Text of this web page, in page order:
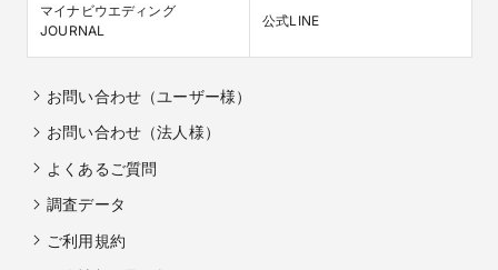
マイナビウエディング
JOURNAL
公式LINE
お問い合わせ（ユーザー様）
お問い合わせ（法人様）
よくあるご質問
調査データ
ご利用規約